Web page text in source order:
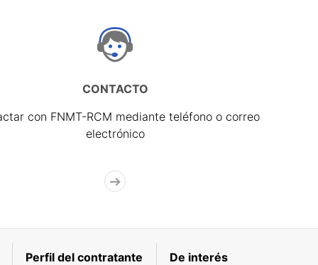
CONTACTO
con FNMT-RCM mediante teléfono o correo
electrónico
Perfil del contratante De interés